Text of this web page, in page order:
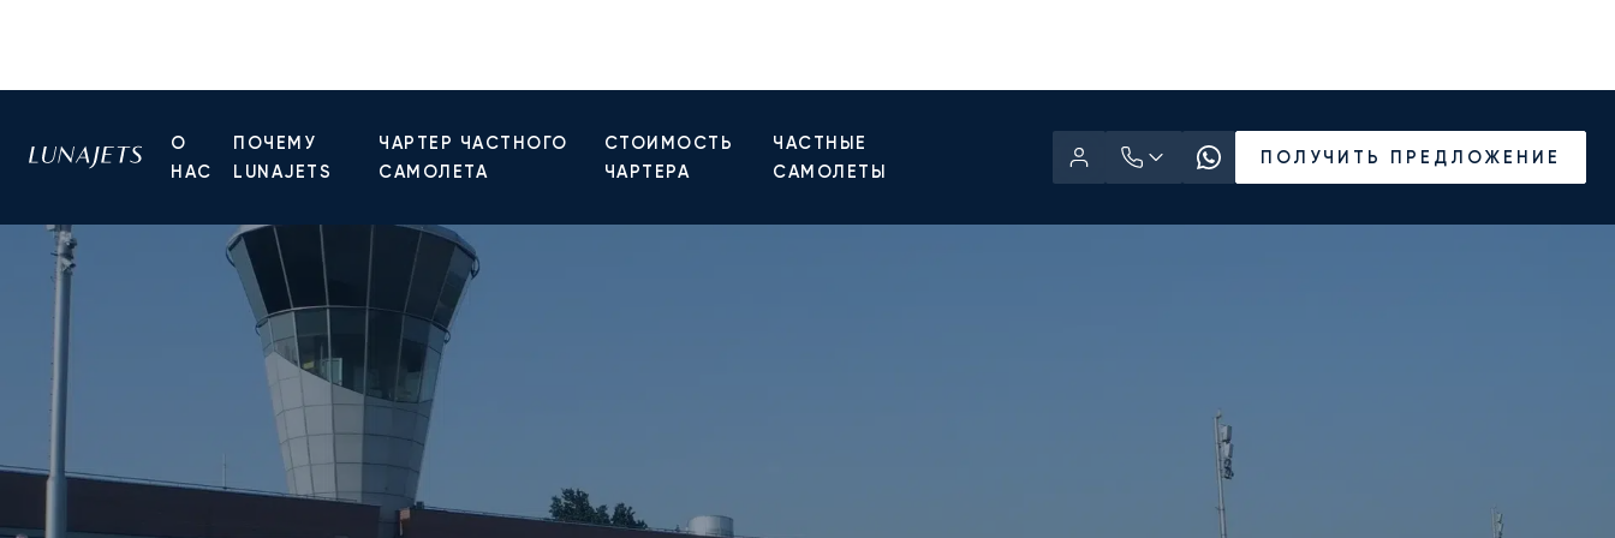
О
НАС
ПОЧЕМУ
LUNAJETS
ЧАРТЕР ЧАСТНОГО
САМОЛЕТА
СТОИМОСТЬ
ЧАРТЕРА
ЧАСТНЫЕ
САМОЛЕТЫ
ПОЛУЧИТЬ ПРЕДЛОЖЕНИЕ